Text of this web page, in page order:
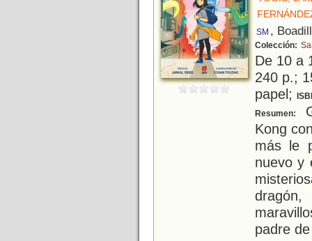
SM ,
Colección:
De 10 a
240 p.;
papel;
Resumen:
Kong
más le
nuevo y
padre